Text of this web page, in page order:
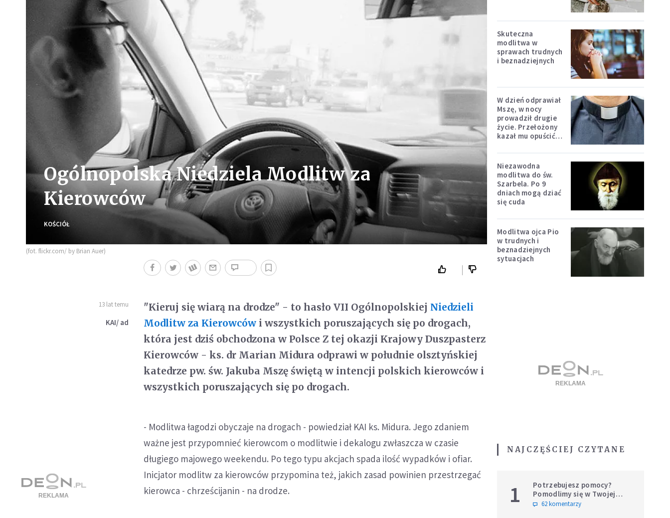
Ogólnopolska Niedziela Modlitw za
Kierowców
KOŚCIÓŁ
(fot. flickr.com/ by Brian Auer)
13 lat temu
KAI/ ad
"Kieruj się wiarą na drodze" - to hasło VII Ogólnopolskiej Niedzieli
Modlitw za Kierowców i wszystkich poruszających się po drogach,
która jest dziś obchodzona w Polsce Z tej okazji Krajowy Duszpasterz
Kierowców - ks. dr Marian Midura odprawi w południe olsztyńskiej
katedrze pw. św. Jakuba Mszę świętą w intencji polskich kierowców i
wszystkich poruszających się po drogach.
- Modlitwa łagodzi obyczaje na drogach - powiedział KAI ks. Midura. Jego zdaniem
ważne jest przypomnieć kierowcom o modlitwie i dekalogu zwłaszcza w czasie
długiego majowego weekendu. Po tego typu akcjach spada ilość wypadków i ofiar.
Inicjator modlitw za kierowców przypomina też, jakich zasad powinien przestrzegać
kierowca - chrześcijanin - na drodze.
Skuteczna
modlitwa w
sprawach trudnych
i beznadziejnych
W dzień odprawiał
Mszę, w nocy
prowadził drugie
życie. Przełożony
kazał mu opuścić
Niezawodna
modlitwa do św.
Szarbela. Po 9
dniach mogą dziać
się cuda
Modlitwa ojca Pio
w trudnych i
beznadziejnych
sytuacjach
NAJCZĘŚCIEJ CZYTANE
1
Potrzebujesz pomocy?
Pomodlimy się w Twojej
intencji
62 komentarzy